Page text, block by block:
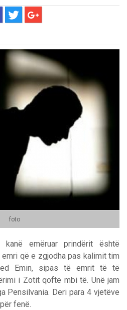
foto
emëruar prindërit është
emri që e zgjodha pas kalimit tim
Emin, sipas të emrit të të
i Zotit qoftë mbi të. Unë jam
Pensilvania. Deri para 4 vjetëve
fenë.